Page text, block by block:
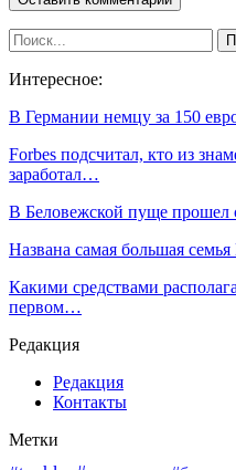
Интересное:
В Германии немцу за 150
Forbes подсчитал, кто из
заработал…
В Беловежской пуще прошел
Названа самая большая
Какими средствами
первом…
Редакция
Редакция
Контакты
Метки